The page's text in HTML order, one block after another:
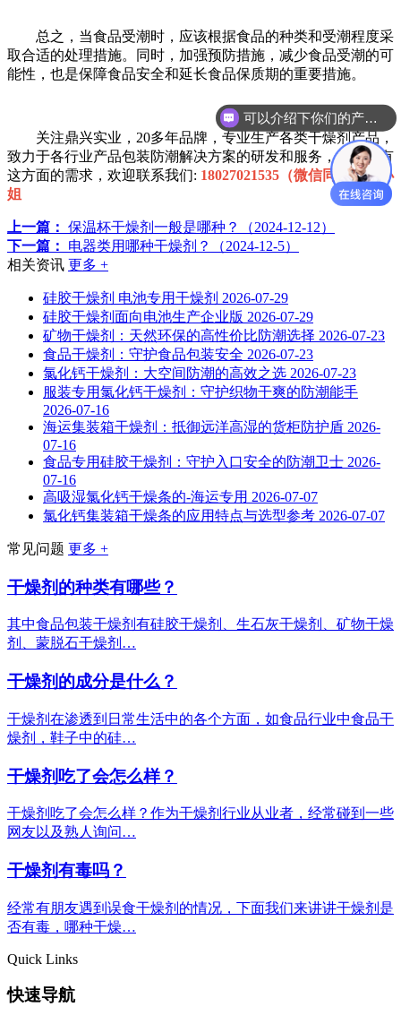
总之，当食品受潮时，应该根据食品的种类和受潮程度采
取合适的处理措施。同时，加强预防措施，减少食品受潮的可
能性，也是保障食品安全和延长食品保质期的重要措施。
关注鼎兴实业，20多年品牌，专业生产各类干燥剂产品，
致力于各行业产品包装防潮解决方案的研发和服务，如果您有
这方面的需求，欢迎联系我们: 18027021535（微信同号）朱小
姐
上一篇： 保温杯干燥剂一般是哪种？（2024-12-12）
下一篇：
电器类用哪种干燥剂？（2024-12-5）
相关资讯 更多 +
硅胶干燥剂 电池专用干燥剂 2026-07-29
硅胶干燥剂面向电池生产企业版 2026-07-29
矿物干燥剂：天然环保的高性价比防潮选择 2026-07-23
食品干燥剂：守护食品包装安全 2026-07-23
氯化钙干燥剂：大空间防潮的高效之选 2026-07-23
服装专用氯化钙干燥剂：守护织物干爽的防潮能手
2026-07-16
海运集装箱干燥剂：抵御远洋高湿的货柜防护盾 2026-
07-16
食品专用硅胶干燥剂：守护入口安全的防潮卫士 2026-
07-16
高吸湿氯化钙干燥条的-海运专用 2026-07-07
氯化钙集装箱干燥条的应用特点与选型参考 2026-07-07
常见问题 更多 +
干燥剂的种类有哪些？
其中食品包装干燥剂有硅胶干燥剂、生石灰干燥剂、矿物干燥
剂、蒙脱石干燥剂…
干燥剂的成分是什么？
干燥剂在渗透到日常生活中的各个方面，如食品行业中食品干
燥剂，鞋子中的硅…
干燥剂吃了会怎么样？
干燥剂吃了会怎么样？作为干燥剂行业从业者，经常碰到一些
网友以及熟人询问…
干燥剂有毒吗？
经常有朋友遇到误食干燥剂的情况，下面我们来讲讲干燥剂是
否有毒，哪种干燥…
Quick Links
快速导航
可以介绍下你们的产品么？